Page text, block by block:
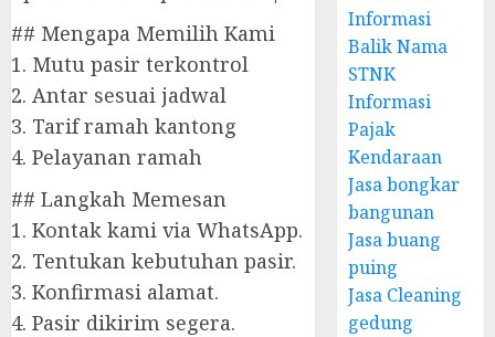
## Mengapa Memilih Kami
1. Mutu pasir terkontrol
2. Antar sesuai jadwal
3. Tarif ramah kantong
4. Pelayanan ramah
## Langkah Memesan
1. Kontak kami via WhatsApp.
2. Tentukan kebutuhan pasir.
3. Konfirmasi alamat.
4. Pasir dikirim segera.
Informasi
Balik Nama
STNK
Informasi
Pajak
Kendaraan
Jasa bongkar
bangunan
Jasa buang
puing
Jasa Cleaning
gedung